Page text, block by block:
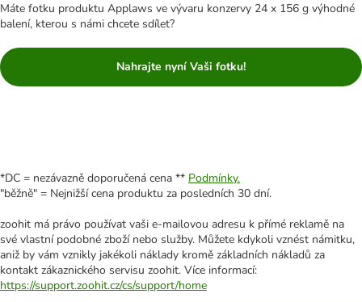
Máte fotku produktu Applaws ve vývaru konzervy 24 x 156 g výhodné
balení, kterou s námi chcete sdílet?
Nahrajte nyní Vaši fotku!
*DC = nezávazně doporučená cena ** Podmínky.
"běžně" = Nejnižší cena produktu za posledních 30 dní.
zoohit má právo používat vaši e-mailovou adresu k přímé reklamě na
své vlastní podobné zboží nebo služby. Můžete kdykoli vznést námitku,
aniž by vám vznikly jakékoli náklady kromě základních nákladů za
kontakt zákaznického servisu zoohit. Více informací:
https://support.zoohit.cz/cs/support/home